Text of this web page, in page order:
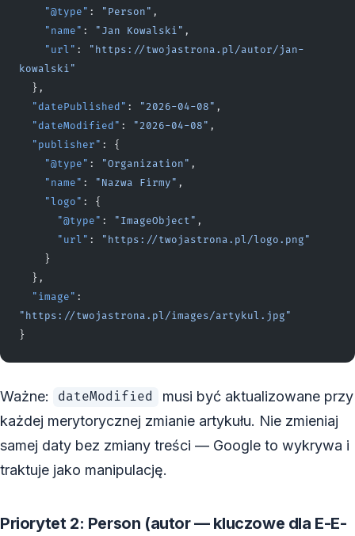
    "@type"
: "Person" ,
    "name"
: "Jan Kowalski" ,
    "url"
:
"https://twojastrona.pl/autor/jan-
kowalski"
  },
  "datePublished"
: "2026-04-08" ,
  "dateModified"
: "2026-04-08" ,
  "publisher"
: {
    "@type"
: "Organization" ,
    "name"
: "Nazwa Firmy" ,
    "logo"
: {
      "@type"
: "ImageObject" ,
      "url"
:
"https://twojastrona.pl/logo.png"
    }
  },
  "image"
"https://twojastrona.pl/images/artykul.jpg"
}
Ważne: dateModified
musi być aktualizowane przy
każdej merytorycznej zmianie artykułu. Nie zmieniaj
samej daty bez zmiany treści — Google to wykrywa i
traktuje jako manipulację.
Priorytet 2: Person (autor — kluczowe dla E-E-